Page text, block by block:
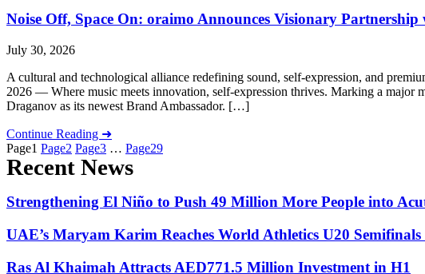
Noise Off, Space On: oraimo Announces Visionary
July 30, 2026
A cultural and technological alliance redefining sound, self-expression, and
2026 — Where music meets innovation, self-expression thrives. Marking a major
Draganov as its newest Brand Ambassador. […]
Continue Reading ➜
Page1 Page2 Page3 … Page29
Recent News
Strengthening El Niño to Push 49 Million More People into
UAE’s Maryam Karim Reaches World Athletics U20 Semifinals
Ras Al Khaimah Attracts AED771.5 Million Investment in H1